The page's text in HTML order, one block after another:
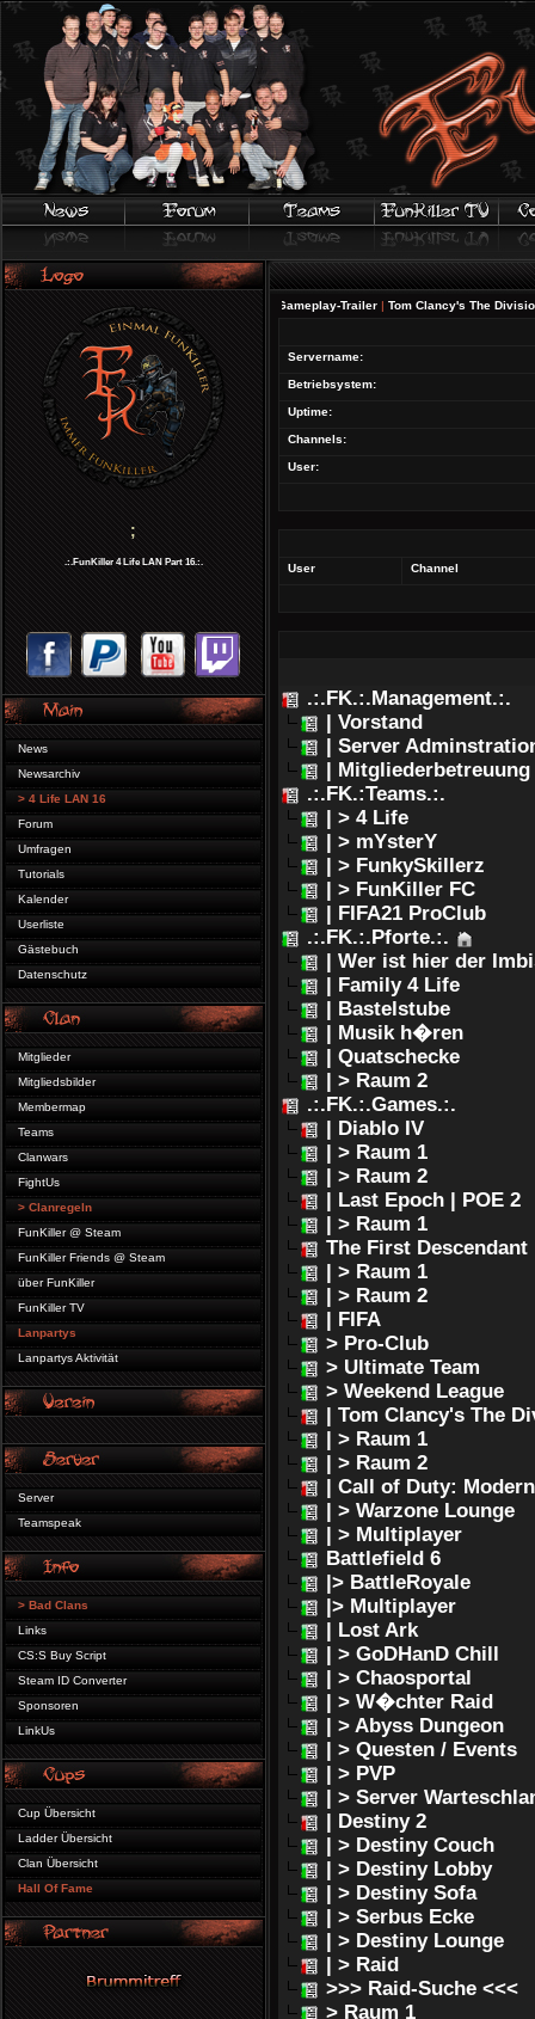
;
.:.FunKiller 4 Life LAN Part 16.:.
News
Newsarchiv
> 4 Life LAN 16
Forum
Umfragen
Tutorials
Kalender
Userliste
Gästebuch
Datenschutz
Mitglieder
Mitgliedsbilder
Membermap
Teams
Clanwars
FightUs
> Clanregeln
FunKiller @ Steam
FunKiller Friends @ Steam
über FunKiller
FunKiller TV
Lanpartys
Lanpartys Aktivität
Server
Teamspeak
> Bad Clans
Links
CS:S Buy Script
Steam ID Converter
Sponsoren
LinkUs
Cup Übersicht
Ladder Übersicht
Clan Übersicht
Hall Of Fame
FIFA 20 | Offizieller Gameplay-Trailer|Tom Clancy's The Division 2
Servername:
Betriebsystem:
Uptime:
Channels:
User:
User Channel
.:.FK.:.Management.:.
| Vorstand
| Server
| Mitgliederbetreuung
.:.FK.:Teams.:.
| > 4 Life
| > mYsterY
| > FunkySkillerz
| > FunKiller FC
| FIFA21 ProClub
.:.FK.:.Pforte.:.
| Wer ist hier der
| Family 4 Life
| Bastelstube
| Musik h�ren
| Quatschecke
| > Raum 2
.:.FK.:.Games.:.
| Diablo IV
| > Raum 1
| > Raum 2
| Last Epoch | POE 2
| > Raum 1
The First Descendant
| > Raum 1
| > Raum 2
| FIFA
> Pro-Club
> Ultimate Team
> Weekend League
| Tom Clancy's The
| > Raum 1
| > Raum 2
| Call of Duty:
| > Warzone Lounge
| > Multiplayer
Battlefield 6
|> BattleRoyale
|> Multiplayer
| Lost Ark
| > GoDHanD Chill
| > Chaosportal
| > W�chter Raid
| > Abyss Dungeon
| > Questen / Events
| > PVP
| > Server
| Destiny 2
| > Destiny Couch
| > Destiny Lobby
| > Destiny Sofa
| > Serbus Ecke
| > Destiny Lounge
| > Raid
>>> Raid-Suche <<<
> Raum 1